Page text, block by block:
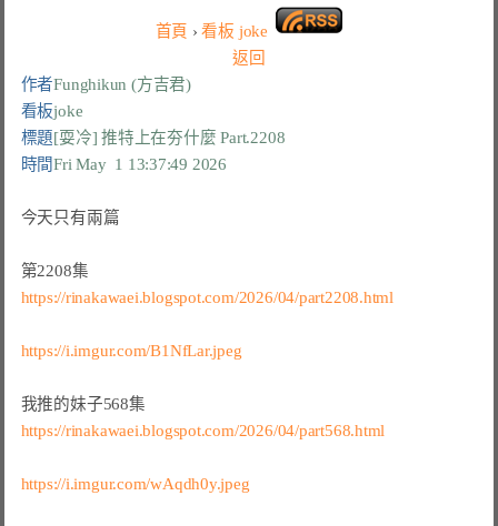
首頁 › 看板 joke
返回
作者Funghikun (方吉君)
看板joke
標題[耍冷] 推特上在夯什麼 Part.2208
時間Fri May  1 13:37:49 2026
今天只有兩篇
https://rinakawaei.blogspot.com/2026/04/part2208.html
https://i.imgur.com/B1NfLar.jpeg
https://rinakawaei.blogspot.com/2026/04/part568.html
https://i.imgur.com/wAqdh0y.jpeg